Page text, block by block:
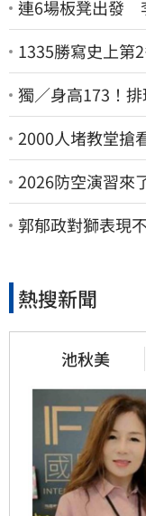
連6場板凳出發
1335勝寫史上
獨／身高173！
2000人堵教堂
2026防空演習來
項一次看
郭郁政對獅表現
熱搜新聞
池秋美